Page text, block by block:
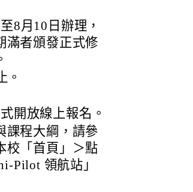
8月10日辦理，
滿者頒發正式修
。
開放線上報名。
課程大綱，請參
校「首頁」＞點
Pilot 領航站」